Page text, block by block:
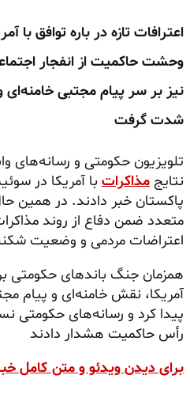
اعترافات تازه در باره توافق با
وحشت حاکمیت از انفجار
نیز بر سر پیام مجتبی خامنه‌ای
شدت گرفت
تلویزیون حکومتی و رسانه‌های
نتایج مذاکرات با آمریکا در
پاکستان خبر دادند. در همین
متعدد ضمن دفاع از روند
اعتراضات مردمی و وضعیت
همزمان جنگ باندهای حکومتی
آمریکا، نقش خامنه‌ای و پیام
پیدا کرد و رسانه‌های
رأس حاکمیت هشدار دادند
برای دیدن ویدئو و متن کامل